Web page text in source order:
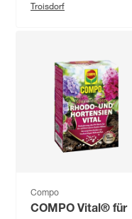
Troisdorf
Compo
COMPO Vital® für